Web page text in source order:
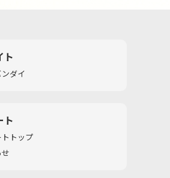
ト
ダイ
ト
トップ